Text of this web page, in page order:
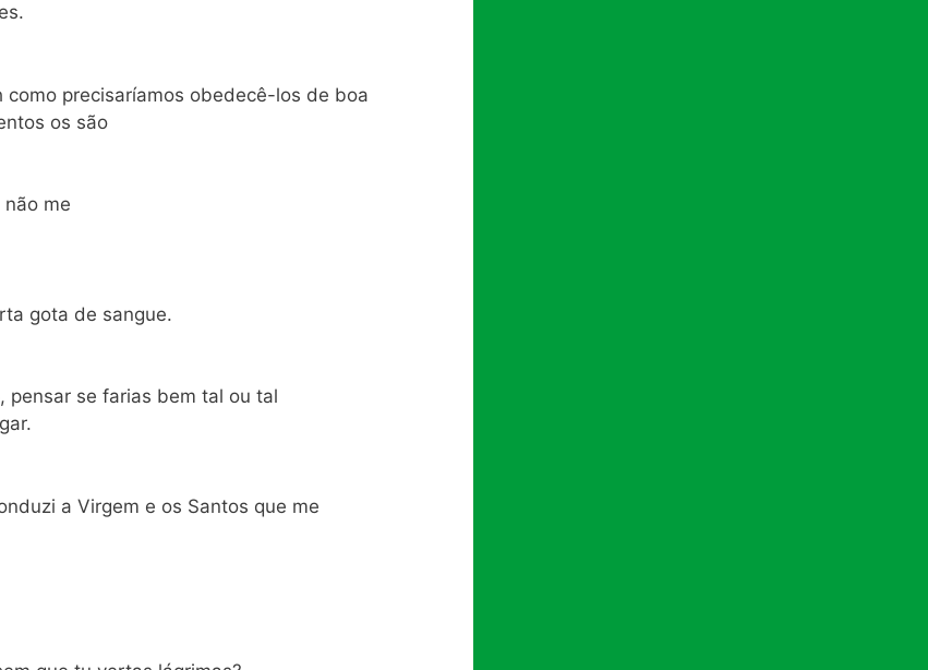
precisaríamos obedecê-los de boa
os são
me
gota de sangue.
pensar se farias bem tal ou tal
a Virgem e os Santos que me